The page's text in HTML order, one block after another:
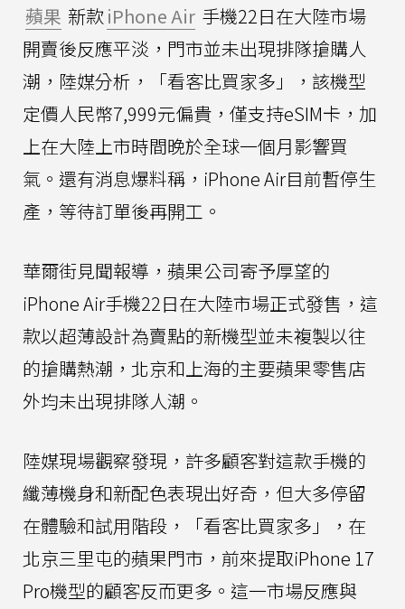
蘋果 新款iPhone Air 手機22日在大陸市場
開賣後反應平淡，門市並未出現排隊搶購人
潮，陸媒分析，「看客比買家多」，該機型
定價人民幣7,999元偏貴，僅支持eSIM卡，加
上在大陸上市時間晚於全球一個月影響買
氣。還有消息爆料稱，iPhone Air目前暫停生
產，等待訂單後再開工。
華爾街見聞報導，蘋果公司寄予厚望的
iPhone Air手機22日在大陸市場正式發售，這
款以超薄設計為賣點的新機型並未複製以往
的搶購熱潮，北京和上海的主要蘋果零售店
外均未出現排隊人潮。
陸媒現場觀察發現，許多顧客對這款手機的
纖薄機身和新配色表現出好奇，但大多停留
在體驗和試用階段，「看客比買家多」，在
北京三里屯的蘋果門市，前來提取iPhone 17
Pro機型的顧客反而更多。這一市場反應與